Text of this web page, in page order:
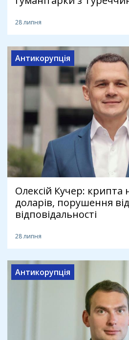
28 липня
Антикорупція
Олексій Кучер: крипта
доларів, порушення
відповідальності
28 липня
Антикорупція